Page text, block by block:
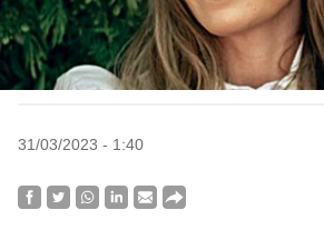
31/03/2023 - 1:40